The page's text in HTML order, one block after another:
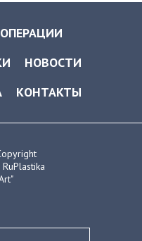
НОВОСТИ
КОНТАКТЫ